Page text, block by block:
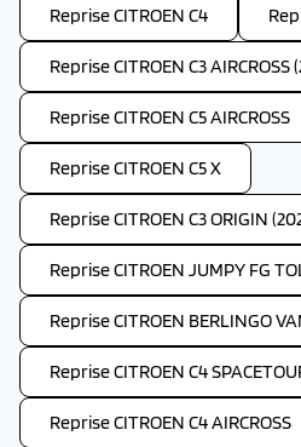
Reprise CITROEN C4
Reprise CITROEN C3 AIRCROSS
Reprise CITROEN C5 AIRCROSS
Reprise CITROEN C5 X
Reprise CITROEN C3 ORIGIN
Reprise CITROEN JUMPY FG
Reprise CITROEN BERLINGO
Reprise CITROEN C4
Reprise CITROEN C4 AIRCROSS